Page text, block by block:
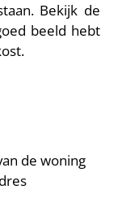
Bekijk de
beeld hebt
de woning